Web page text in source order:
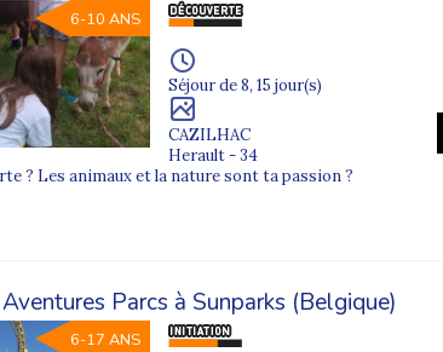
une colonie Supernova
camps et vacances loisirs permettent
séjour pensé pour leur âge :
vie en
le départ encadré depuis Paris est aussi
vacances au départ de Paris
6-10 ANS
Séjour de 8, 15 jour(s)
CAZILHAC
Herault - 34
? Les animaux et la nature sont ta passion ?
Aventures Parcs à Sunparks (Belgique)
6-17 ANS